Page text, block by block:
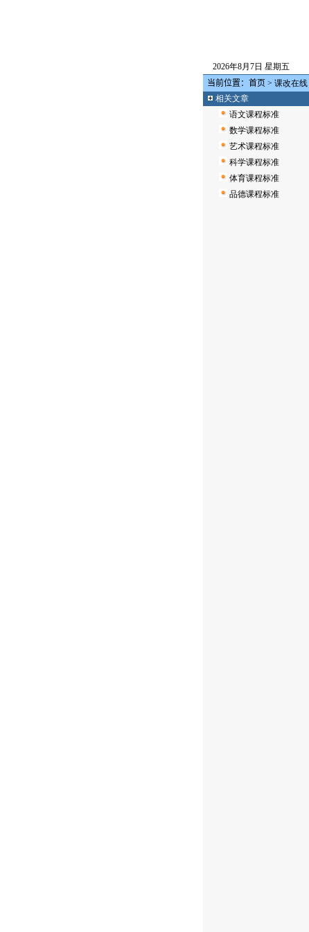
2026年8月7日 星期五
当前位置： 首页 > 课改在线
相关文章
语文课程标准
数学课程标准
艺术课程标准
科学课程标准
体育课程标准
品德课程标准